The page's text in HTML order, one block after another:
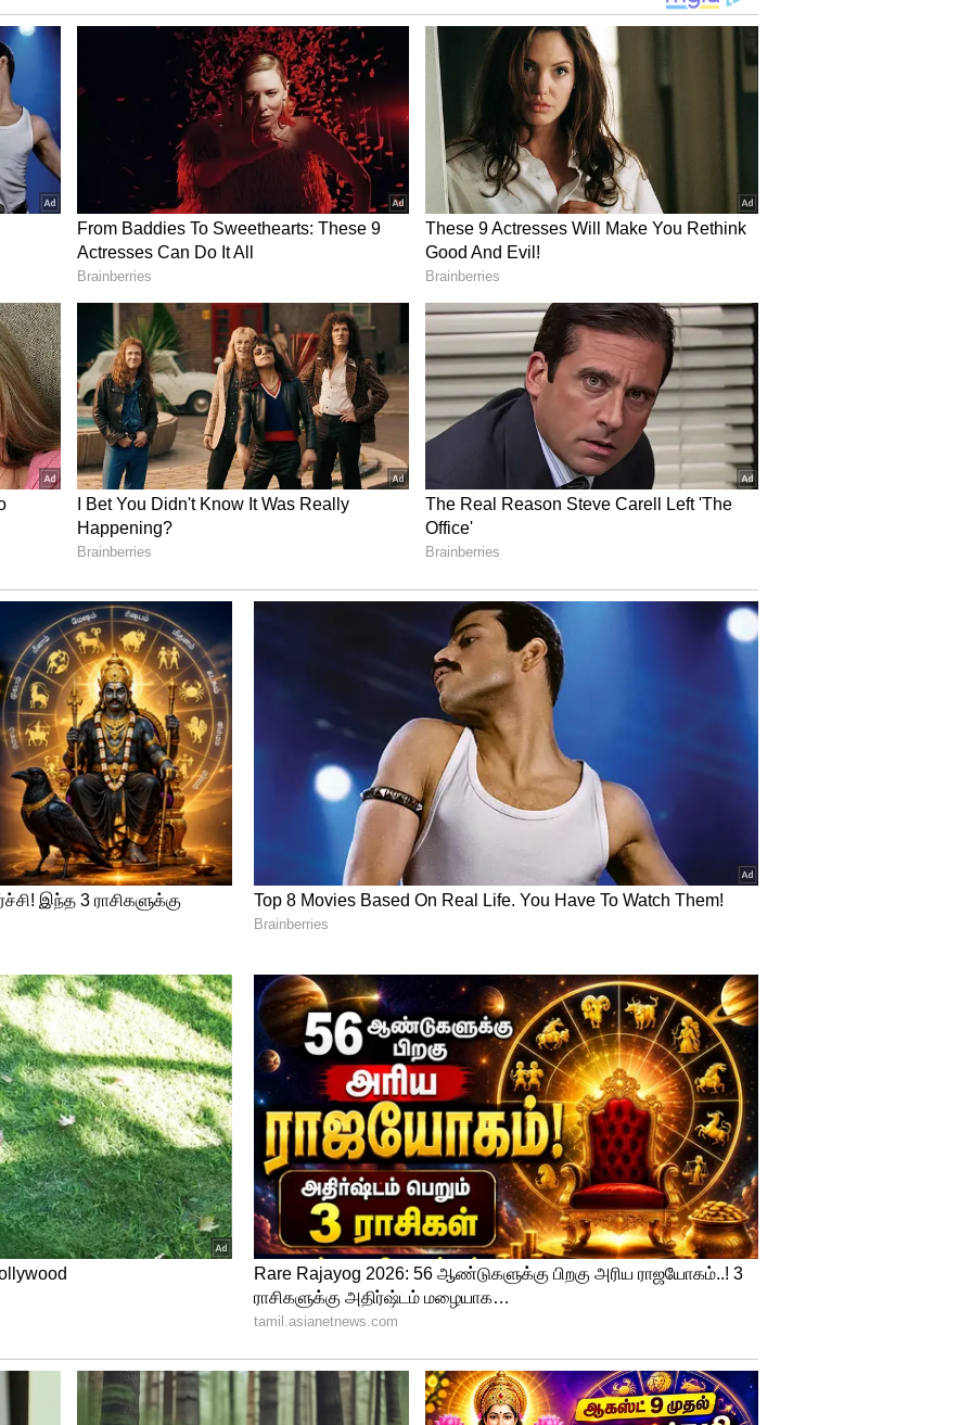
உருவாகின்றன. அவை பூமியின்
துண்டுகளாக உடைகின்றன. அந்த
உடைந்து விழலாம். ஆனால், இப்போது
விட அதிகமாக இருந்ததாகவும்,
அழிக்கப்படவில்லை என்றும், அதன்
கூறப்படுகிறது.
செல்லும் புல்லட் ரயில்..ஆனால்
தெரியுமா?